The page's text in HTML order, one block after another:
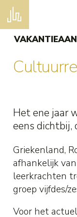
Home
Ons project
Ons project
Een salesiaans
School met visie
Prioriteiten voor de
Het ene jaar
eens dichtbij,
Griekenland,
afhankelijk
leerkrachten
groep vijfdes/
Voor het